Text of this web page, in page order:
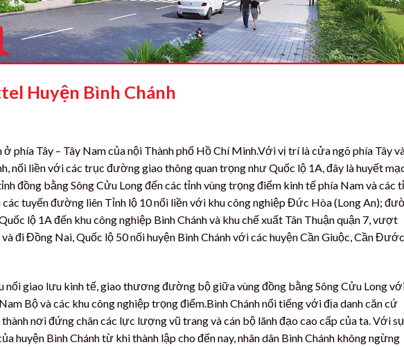
Huyện Bình Chánh
ở phía Tây – Tây Nam của nội Thành phố Hồ Chí Minh.Với vị trí là cửa ngõ phía Tây
nối liền với các trục đường giao thông quan trọng như Quốc lộ 1A, đây là huyết
đồng bằng Sông Cửu Long đến các tỉnh vùng trọng điểm kinh tế phía Nam và các
tuyến đường liên Tỉnh lộ 10 nối liền với khu công nghiệp Đức Hòa (Long An);
lộ 1A đến khu công nghiệp Bình Chánh và khu chế xuất Tân Thuận quận 7, vượt
và đi Đồng Nai, Quốc lộ 50 nối huyện Bình Chánh với các huyện Cần Giuộc, Cần Đước
nối giao lưu kinh tế, giao thương đường bộ giữa vùng đồng bằng Sông Cửu Long
Bộ và các khu công nghiệp trọng điểm.Bình Chánh nổi tiếng với địa danh căn cứ
nơi đứng chân các lực lượng vũ trang và cán bộ lãnh đạo cao cấp của ta. Với
huyện Bình Chánh từ khi thành lập cho đến nay, nhân dân Bình Chánh không ngừng